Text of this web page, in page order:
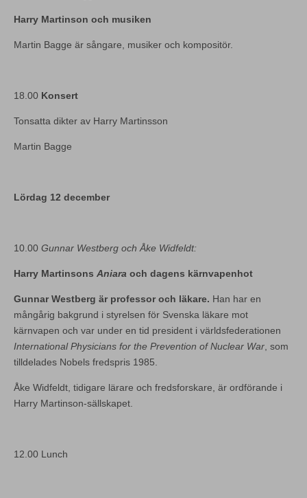
Harry Martinson och musiken
Martin Bagge är sångare, musiker och kompositör.
18.00 Konsert
Tonsatta dikter av Harry Martinsson
Martin Bagge
Lördag 12 december
10.00 Gunnar Westberg och Åke Widfeldt:
Harry Martinsons Aniara och dagens kärnvapenhot
Gunnar Westberg är professor och läkare. Han har en
mångårig bakgrund i styrelsen för Svenska läkare mot
kärnvapen och var under en tid president i världsfederationen
International Physicians for the Prevention of Nuclear War , som
tilldelades Nobels fredspris 1985.
Åke Widfeldt, tidigare lärare och fredsforskare, är ordförande i
Harry Martinson-sällskapet.
12.00 Lunch